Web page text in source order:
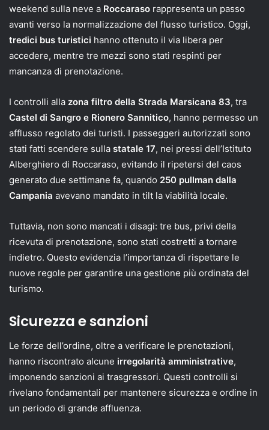
weekend sulla neve a Roccaraso rappresenta un passo
avanti verso la normalizzazione del flusso turistico. Oggi,
tredici bus turistici hanno ottenuto il via libera per
accedere, mentre tre mezzi sono stati respinti per
mancanza di prenotazione.
I controlli alla zona filtro della Strada Marsicana 83, tra
Castel di Sangro e Rionero Sannitico, hanno permesso un
afflusso regolato dei turisti. I passeggeri autorizzati sono
stati fatti scendere sulla statale 17, nei pressi dell’Istituto
Alberghiero di Roccaraso, evitando il ripetersi del caos
generato due settimane fa, quando 250 pullman dalla
Campania avevano mandato in tilt la viabilità locale.
Tuttavia, non sono mancati i disagi: tre bus, privi della
ricevuta di prenotazione, sono stati costretti a tornare
indietro. Questo evidenzia l’importanza di rispettare le
nuove regole per garantire una gestione più ordinata del
turismo.
Sicurezza e sanzioni
Le forze dell’ordine, oltre a verificare le prenotazioni,
hanno riscontrato alcune irregolarità amministrative,
imponendo sanzioni ai trasgressori. Questi controlli si
rivelano fondamentali per mantenere sicurezza e ordine in
un periodo di grande affluenza.